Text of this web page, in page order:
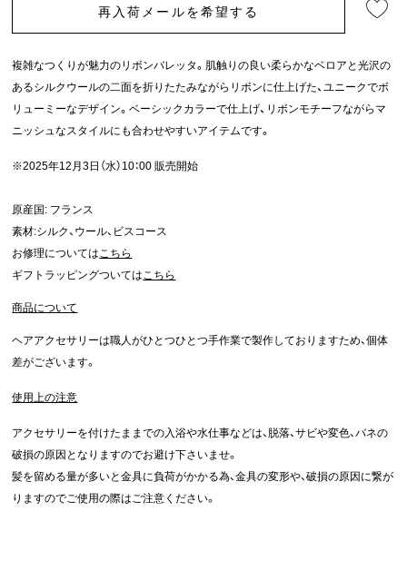
再入荷メールを希望する
複雑なつくりが魅力のリボンバレッタ。肌触りの良い柔らかなベロアと光沢の
あるシルクウールの二面を折りたたみながらリボンに仕上げた、ユニークでボ
リューミーなデザイン。ベーシックカラーで仕上げ、リボンモチーフながらマ
ニッシュなスタイルにも合わせやすいアイテムです。
※2025年12月3日（水）10：00 販売開始
原産国: フランス
素材:シルク、ウール、ビスコース
お修理についてはこちら
ギフトラッピングついてはこちら
商品について
ヘアアクセサリーは職人がひとつひとつ手作業で製作しておりますため、個体
差がございます。
使用上の注意
アクセサリーを付けたままでの入浴や水仕事などは、脱落、サビや変色、バネの
破損の原因となりますのでお避け下さいませ。
髪を留める量が多いと金具に負荷がかかる為、金具の変形や、破損の原因に繋が
りますのでご使用の際はご注意ください。